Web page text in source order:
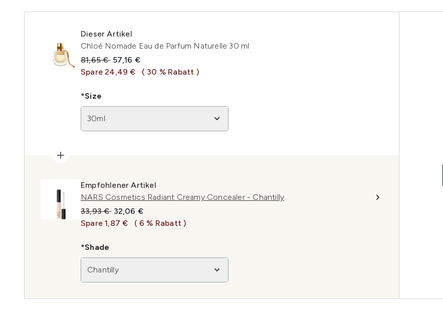
Dieser Artikel
Chloé Nomade Eau de Parfum Naturelle 30 ml
Unverbindliche Preisempfehlung:
81,65 € Aktueller Preis:
57,16 €
Spare 24,49 €
( 30 % Rabatt )
*Size
30ml
Empfohlener Artikel
NARS Cosmetics Radiant Creamy Concealer - Chantilly
Unverbindliche Preisempfehlung:
33,93 € Aktueller Preis:
32,06 €
Spare 1,87 €
( 6 % Rabatt )
*Shade
Chantilly